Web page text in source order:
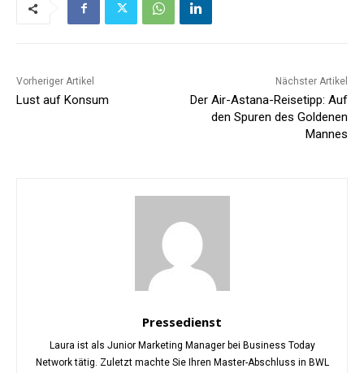
Vorheriger Artikel
Lust auf Konsum
Nächster Artikel
Der Air-Astana-Reisetipp: Auf
den Spuren des Goldenen
Mannes
Pressedienst
Laura ist als Junior Marketing Manager bei Business Today
Network tätig. Zuletzt machte Sie Ihren Master-Abschluss in BWL